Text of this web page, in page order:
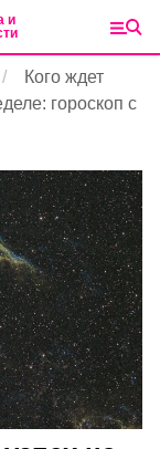
и
Кого ждет
гороскоп с